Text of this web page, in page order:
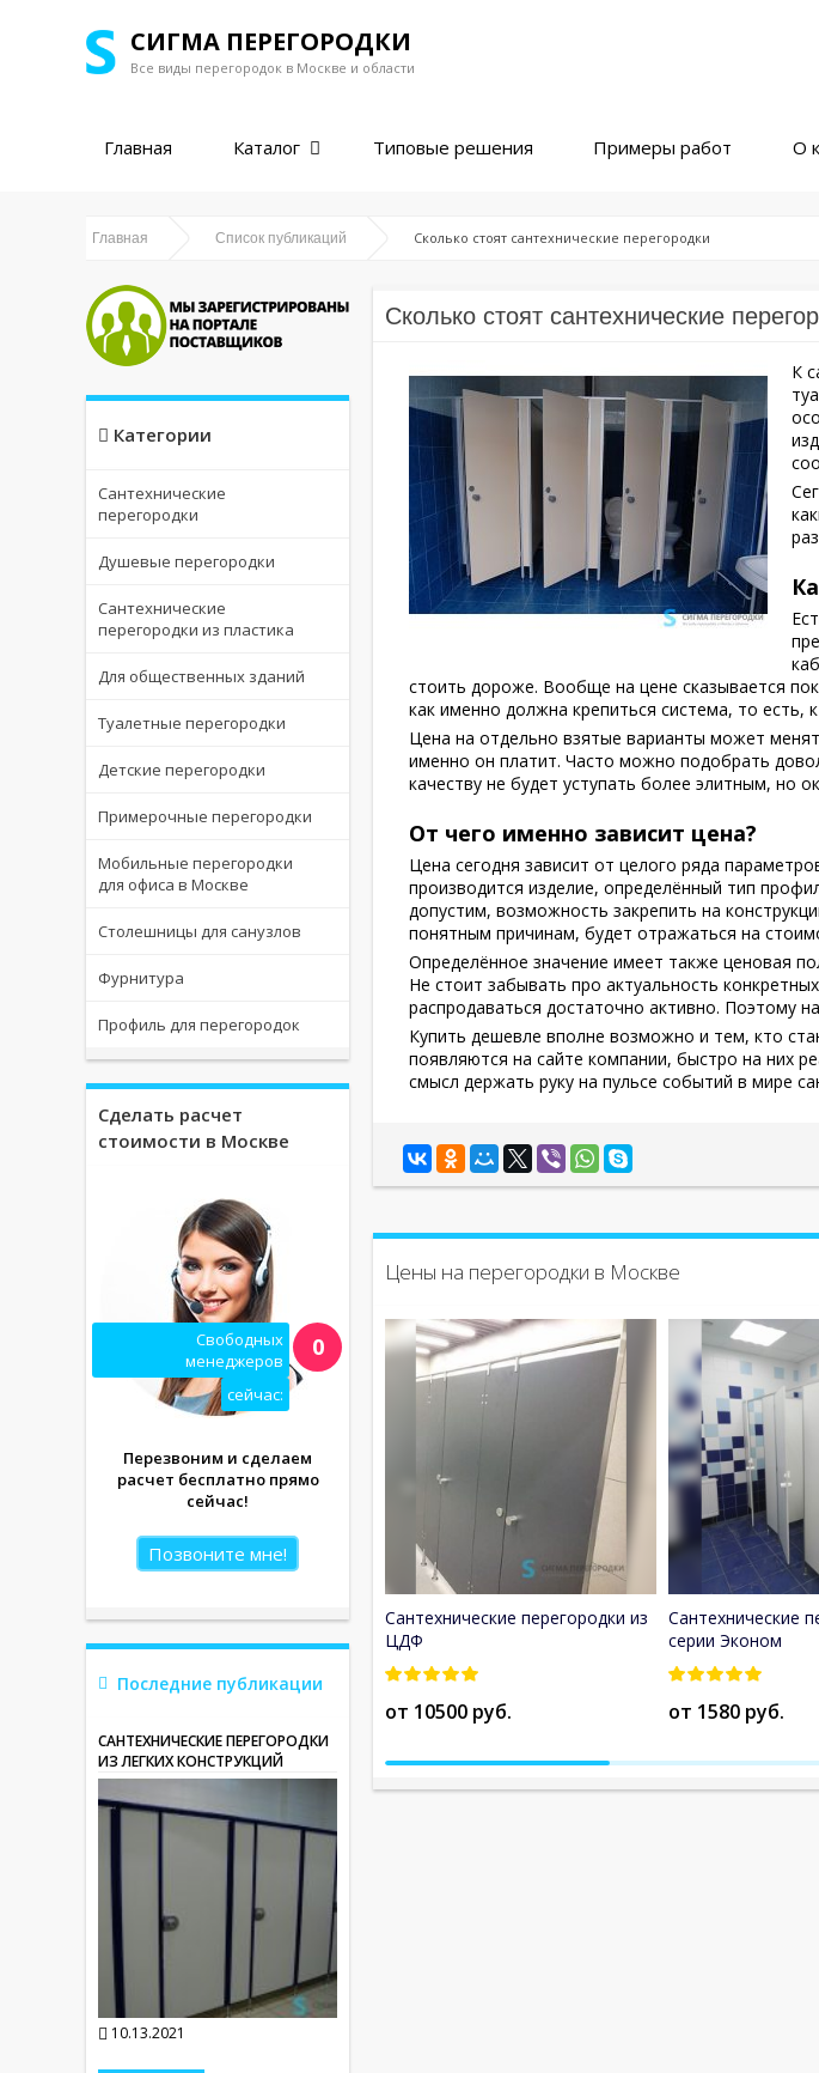
СИГМА ПЕРЕГОРОДКИ
Все виды перегородок в Москве и области
Главная Каталог Типовые решения Примеры работ О
Главная Список публикаций Сколько стоят сантехнические перегородки
Категории
Сантехнические
перегородки
Душевые перегородки
Сантехнические
перегородки из пластика
Для общественных зданий
Туалетные перегородки
Детские перегородки
Примерочные перегородки
Мобильные перегородки
для офиса в Москве
Столешницы для санузлов
Фурнитура
Профиль для перегородок
Сделать расчет
стоимости в Москве
Свободных
менеджеров
сейчас:
0
Перезвоним и сделаем
расчет бесплатно прямо
сейчас!
Позвоните мне!
Последние публикации
САНТЕХНИЧЕСКИЕ ПЕРЕГОРОДКИ
ИЗ ЛЕГКИХ КОНСТРУКЦИЙ
10.13.2021
Сколько стоят сантехнические
К
стоить дороже. Вообще на цене сказывается
как именно должна крепиться система, то есть,
Цена на отдельно взятые варианты может
именно он платит. Часто можно подобрать
качеству не будет уступать более элитным, но
От чего именно зависит цена?
Цена сегодня зависит от целого ряда
производится изделие, определённый тип
допустим, возможность закрепить на
понятным причинам, будет отражаться на
Определённое значение имеет также ценовая
Не стоит забывать про актуальность
распродаваться достаточно активно. Поэтому
Купить дешевле вполне возможно и тем, кто
появляются на сайте компании, быстро на них
смысл держать руку на пульсе событий в мире
Цены на перегородки в Москве
Сантехнические перегородки из
ЦДФ
от 10500 руб.
Сантехнические
серии Эконом
от 1580 руб.